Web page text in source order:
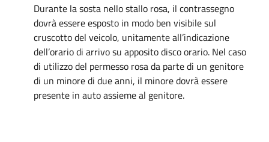
Durante la sosta nello stallo rosa, il contrassegno
dovrà essere esposto in modo ben visibile sul
cruscotto del veicolo, unitamente all’indicazione
dell’orario di arrivo su apposito disco orario. Nel caso
di utilizzo del permesso rosa da parte di un genitore
di un minore di due anni, il minore dovrà essere
presente in auto assieme al genitore.